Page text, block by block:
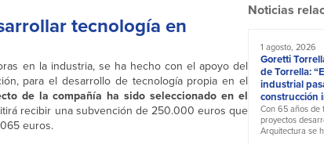
tecnología en
en la industria, se ha hecho con el apoyo del
para el desarrollo de tecnología propia en el
de la compañía ha sido seleccionado en el
recibir una subvención de 250.000 euros que
euros.
Noticias
1 agosto, 2026
Goretti
de Torrella:
industrial
construcción
Con 65 años de
proyectos
Arquitectura se